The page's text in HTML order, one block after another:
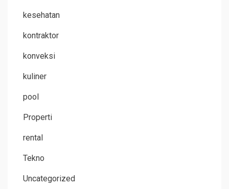
kesehatan
kontraktor
konveksi
kuliner
pool
Properti
rental
Tekno
Uncategorized